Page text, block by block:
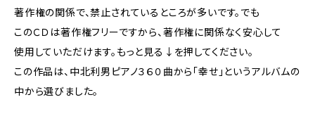
著作権の関係で、禁止されているところが多いです。でも
このＣＤは著作権フリーですから、著作権に関係なく安心して
使用していただけます。もっと見る↓を押してください。
この作品は、中北利男ピアノ３６０曲から「幸せ」というアルバムの
中から選びました。